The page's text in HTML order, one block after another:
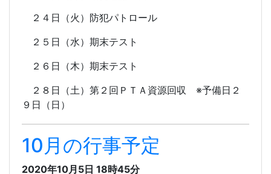
２４日（火）防犯パトロール
２５日（水）期末テスト
２６日（木）期末テスト
２８日（土）第２回ＰＴＡ資源回収 ※予備日２
９日（日）
10月の行事予定
2020年10月5日 18時45分